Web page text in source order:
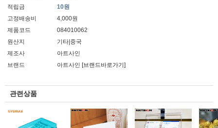
적립금
10원
고정배송비
4,000원
제품코드
084010062
원산지
기타|중국
제조사
아트사인
브랜드
아트사인 [브랜드바로가기]
관련상품